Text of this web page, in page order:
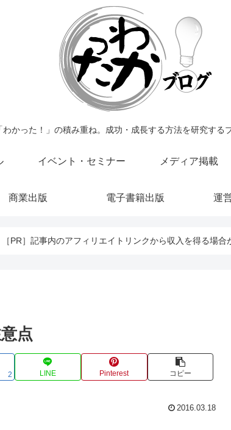
わかった！」の積み重ね。成功・成長する方法を研究する
イベント・セミナー メディア掲載
商業出版 電子書籍出版 運
［PR］記事内のアフィリエイトリンクから収入を得る場合
点
2 LINE Pinterest コピー
2016.03.18